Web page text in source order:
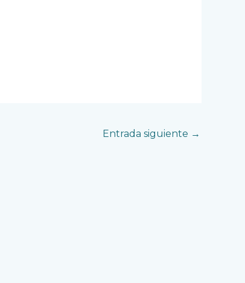
Entrada siguiente →